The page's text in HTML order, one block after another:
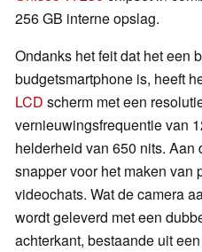
256 GB interne opslag.
Ondanks het feit dat het een
budgetsmartphone is, heeft
LCD scherm met een
vernieuwingsfrequentie van
helderheid van 650 nits. Aan
snapper voor het maken van
videochats. Wat de camera
wordt geleverd met een
achterkant, bestaande uit